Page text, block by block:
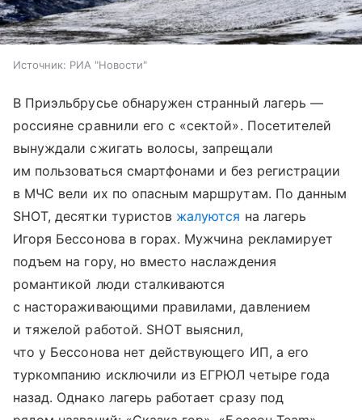
Источник: РИА "Новости"
В Приэльбрусье обнаружен странный лагерь —
россияне сравнили его с «сектой». Посетителей
вынуждали сжигать волосы, запрещали
им пользоваться смартфонами и без регистрации
в МЧС вели их по опасным маршрутам. По данным
SHOT, десятки туристов жалуются на лагерь
Игоря Бессонова в горах. Мужчина рекламирует
подъем на гору, но вместо наслаждения
романтикой люди сталкиваются
с настораживающими правилами, давлением
и тяжелой работой. SHOT выяснил,
что у Бессонова нет действующего ИП, а его
туркомпанию исключили из ЕГРЮЛ четыре года
назад. Однако лагерь работает сразу под